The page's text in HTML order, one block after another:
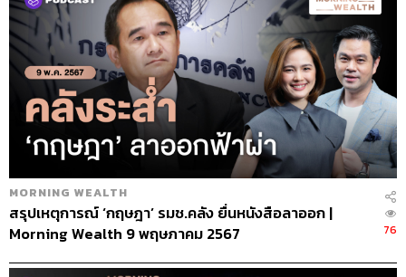
MORNING WEALTH
สรุปเหตุการณ์ ‘กฤษฎา’ รมช.คลัง ยื่นหนังสือลาออก |
Morning Wealth 9 พฤษภาคม 2567
76